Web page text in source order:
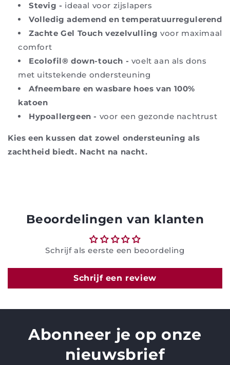
Stevig - ideaal voor zijslapers
Volledig ademend en temperatuurregulerend
Zachte Gel Touch vezelvulling voor maximaal
comfort
Ecolofil® down-touch - voelt aan als dons
met uitstekende ondersteuning
Afneembare en wasbare hoes van 100%
katoen
Hypoallergeen - voor een gezonde nachtrust
Kies een kussen dat zowel ondersteuning als
zachtheid biedt. Nacht na nacht.
Beoordelingen van klanten
Schrijf als eerste een beoordeling
Schrijf een review
Abonneer je op onze
nieuwsbrief